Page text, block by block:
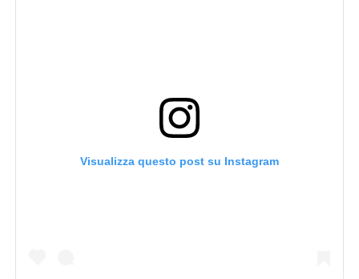
Visualizza questo post su Instagram